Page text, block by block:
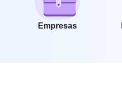
Empresas